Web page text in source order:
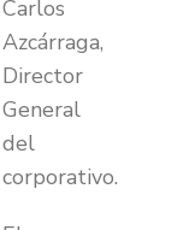
Carlos
Azcárraga,
Director
General
del
corporativo.